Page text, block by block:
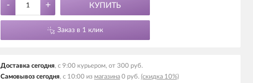
- + КУПИТЬ
Заказ в 1 клик
Доставка сегодня, с 9:00 курьером, от 300 руб.
Самовывоз сегодня, с 10:00 из магазина 0 руб. (скидка 10%)